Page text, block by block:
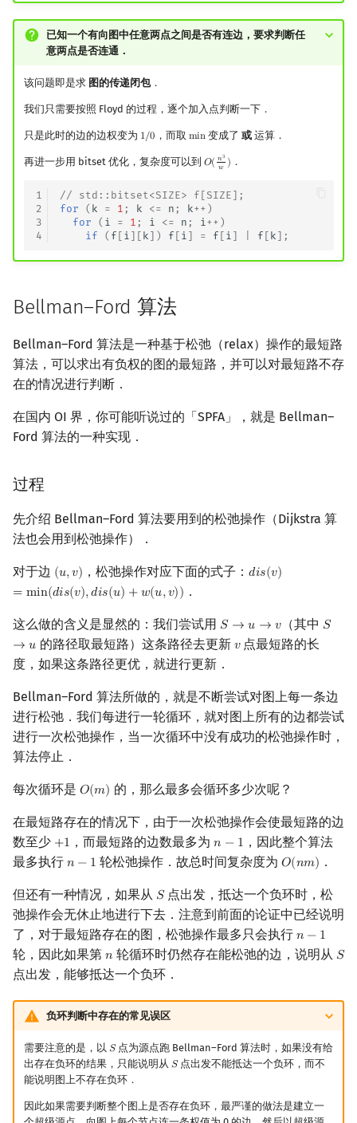
已知一个有向图中任意两点之间是否有连边，要求判断任
意两点是否连通．
该问题即是求 图的传递闭包．
我们只需要按照 Floyd 的过程，逐个加入点判断一下．
只是此时的边的边权变为 1/0
1/0 ，而取 min
min变成了 或运算．
再进一步用 bitset 优化，复杂度可以到 𝑂( 𝑛3
𝑤 )
O(n3w )．
1
2
3
4
// std::bitset<SIZE> f[SIZE];
for
( k = 1 ; k <= n ; k++ )
for
( i = 1 ; i <= n ; i ++ )
if
( f [ i ][ k ]) f [ i ] = f [ i ] f [ k ];
Bellman–Ford 算法
Bellman–Ford 算法是一种基于松弛（relax）操作的最短路
算法，可以求出有负权的图的最短路，并可以对最短路不存
在的情况进行判断．
在国内 OI 界，你可能听说过的「SPFA」，就是 Bellman–
Ford 算法的一种实现．
过程
先介绍 Bellman–Ford 算法要用到的松弛操作（Dijkstra 算
法也会用到松弛操作）．
对于边 (𝑢,𝑣)
(u,v) ，松弛操作对应下面的式子：𝑑𝑖𝑠(𝑣)
= min(𝑑𝑖𝑠(𝑣),𝑑𝑖𝑠(𝑢) +𝑤(𝑢,𝑣))
dis(v)=
．
这么做的含义是显然的：我们尝试用 𝑆 → 𝑢 → 𝑣
S→u → v （其中 𝑆
→ 𝑢
S→
的路径取最短路）这条路径去更新 𝑣
v点最短路的长
度，如果这条路径更优，就进行更新．
Bellman–Ford 算法所做的，就是不断尝试对图上每一条边
进行松弛．我们每进行一轮循环，就对图上所有的边都尝试
进行一次松弛操作，当一次循环中没有成功的松弛操作时，
算法停止．
每次循环是 𝑂(𝑚)
O(m) 的，那么最多会循环多少次呢？
在最短路存在的情况下，由于一次松弛操作会使最短路的边
数至少 +1
+1 ，而最短路的边数最多为𝑛 − 1
n −1
，因此整个算法
最多执行 𝑛 − 1
n −1 轮松弛操作．故总时间复杂度为𝑂(𝑛𝑚)
O(nm) ．
但还有一种情况，如果从 𝑆
S点出发，抵达一个负环时，松
弛操作会无休止地进行下去．注意到前面的论证中已经说明
了，对于最短路存在的图，松弛操作最多只会执行 𝑛 − 1
n −1
轮，因此如果第 𝑛
n 轮循环时仍然存在能松弛的边，说明从 𝑆
S
点出发，能够抵达一个负环．
负环判断中存在的常见误区
需要注意的是，以 𝑆
S点为源点跑 Bellman–Ford 算法时，如果没有给
出存在负环的结果，只能说明从 𝑆
S点出发不能抵达一个负环，而不
能说明图上不存在负环．
因此如果需要判断整个图上是否存在负环，最严谨的做法是建立一